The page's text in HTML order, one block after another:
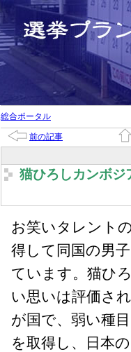
総合ポータル
前の記事
猫ひろしカンボジ
お笑いタレント
得して同国の男
ています。猫ひ
い思いは評価さ
が国で、弱い種
を取得し、日本